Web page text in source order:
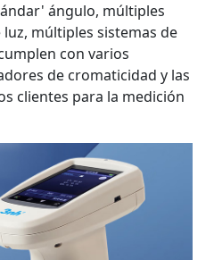
ángulo, múltiples
múltiples sistemas de
con varios
de cromaticidad y las
clientes para la medición